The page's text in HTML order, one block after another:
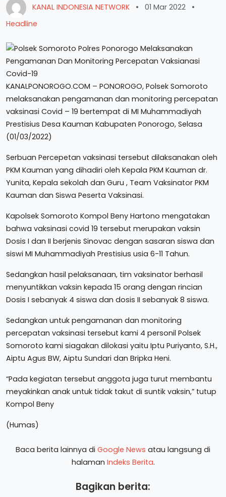
KANAL INDONESIA NETWORK • 01 Mar 2022
•
Headline
KANALPONOROGO.COM – PONOROGO, Polsek Somoroto
melaksanakan pengamanan dan monitoring percepatan
vaksinasi Covid – 19 bertempat di MI Muhammadiyah
Prestisius Desa Kauman Kabupaten Ponorogo, Selasa
(01/03/2022)
Serbuan Percepetan vaksinasi tersebut dilaksanakan oleh
PKM Kauman yang dihadiri oleh Kepala PKM Kauman dr.
Yunita, Kepala sekolah dan Guru , Team Vaksinator PKM
Kauman dan Siswa Peserta Vaksinasi.
Kapolsek Somoroto Kompol Beny Hartono mengatakan
bahwa vaksinasi covid 19 tersebut merupakan vaksin
Dosis I dan II berjenis Sinovac dengan sasaran siswa dan
siswi MI Muhammadiyah Prestisius usia 6-11 Tahun.
Sedangkan hasil pelaksanaan, tim vaksinator berhasil
menyuntikkan vaksin kepada 15 orang dengan rincian
Dosis I sebanyak 4 siswa dan dosis II sebanyak 8 siswa.
Sedangkan untuk pengamanan dan monitoring
percepatan vaksinasi tersebut kami 4 personil Polsek
Somoroto kami siagakan dilokasi yaitu Iptu Puriyanto, S.H.,
Aiptu Agus BW, Aiptu Sundari dan Bripka Heni.
“Pada kegiatan tersebut anggota juga turut membantu
meyakinkan anak untuk tidak takut di suntik vaksin,” tutup
Kompol Beny
(Humas)
Baca berita lainnya di Google News atau langsung di
halaman Indeks Berita.
Bagikan berita: